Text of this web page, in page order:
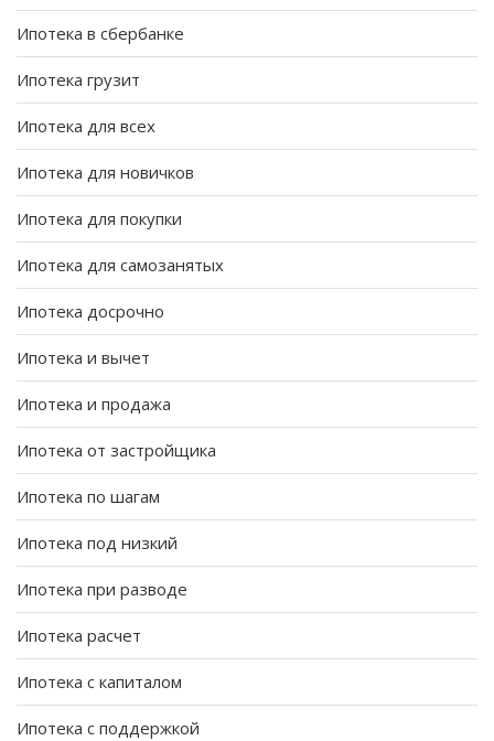
Ипотека в сбербанке
Ипотека грузит
Ипотека для всех
Ипотека для новичков
Ипотека для покупки
Ипотека для самозанятых
Ипотека досрочно
Ипотека и вычет
Ипотека и продажа
Ипотека от застройщика
Ипотека по шагам
Ипотека под низкий
Ипотека при разводе
Ипотека расчет
Ипотека с капиталом
Ипотека с поддержкой